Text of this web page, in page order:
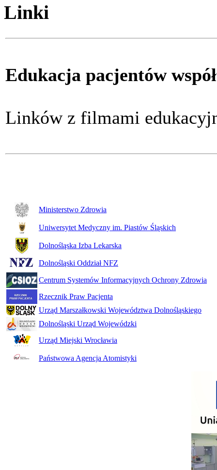
Linki
Edukacja pacjentów
Linków z filmami
Ministerstwo Zdrowia
Uniwersytet Medyczny im. Piastów Śląskich
Dolnośląska Izba Lekarska
Dolnośląski Oddział NFZ
Centrum Systemów Informacyjnych Ochrony Zdrowia
Rzecznik Praw Pacjenta
Urząd Marszałkowski Województwa Dolnośląskiego
Dolnośląski Urząd Wojewódzki
Urząd Miejski Wrocławia
Państwowa Agencja Atomistyki